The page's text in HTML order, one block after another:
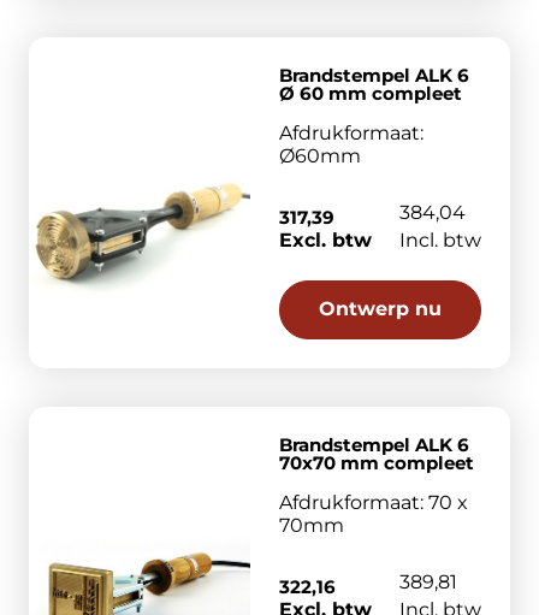
Brandstempel ALK 6
Ø 60 mm compleet
Afdrukformaat:
Ø60mm
317,39
Excl. btw
384,04
Incl. btw
Ontwerp nu
Brandstempel ALK 6
70x70 mm compleet
Afdrukformaat: 70 x
70mm
322,16
Excl. btw
389,81
Incl. btw